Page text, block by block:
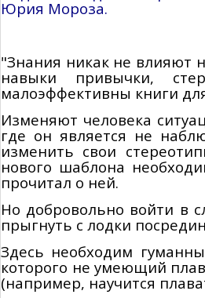
Юрия Мороза.
"Знания никак не влияют
навыки привычки,
малоэффективны книги
Изменяют человека
где он является не
изменить свои
нового шаблона
прочитал о ней.
Но добровольно войти в
прыгнуть с лодки
Здесь необходим
которого не умеющий
(например, научится